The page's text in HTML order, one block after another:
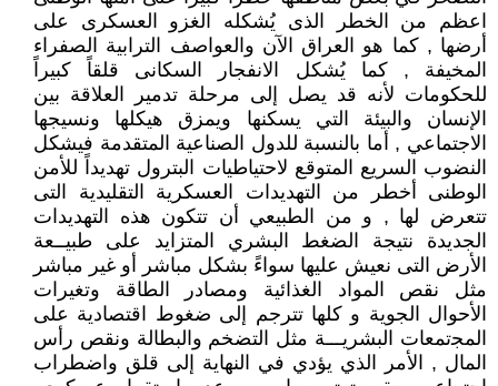
اعظم من الخطر الذى يُشكله الغزو العسكرى على
أرضها , كما هو العراق الآن والعواصف الترابية الصفراء
المخيفة , كما يُشكل الانفجار السكانى قلقاً كبيراً
للحكومات لأنه قد يصل إلى مرحلة تدمير العلاقة بين
الإنسان والبيئة التي يسكنها ويمزق هيكلها ونسيجها
الاجتماعي , أما بالنسبة للدول الصناعية المتقدمة فيشكل
النضوب السريع المتوقع لاحتياطيات البترول تهديداً للأمن
الوطنى أخطر من التهديدات العسكرية التقليدية التى
تتعرض لها , و من الطبيعي أن تتكون هذه التهديدات
الجديدة نتيجة الضغط البشري المتزايد على طبيــعة
الأرض التى نعيش عليها سواءً بشكل مباشر أو غير مباشر
مثل نقص المواد الغذائية ومصادر الطاقة وتغيرات
الأحوال الجوية و كلها تترجم إلى ضغوط اقتصادية على
اﻟﻤﺠتمعات البشريـــة مثل التضخم والبطالة ونقص رأس
المال , الأمر الذي يؤدي في النهاية إلى قلق واضطراب